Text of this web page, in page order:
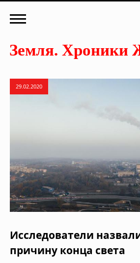
29.02.2020
Исследователи
причину конца света